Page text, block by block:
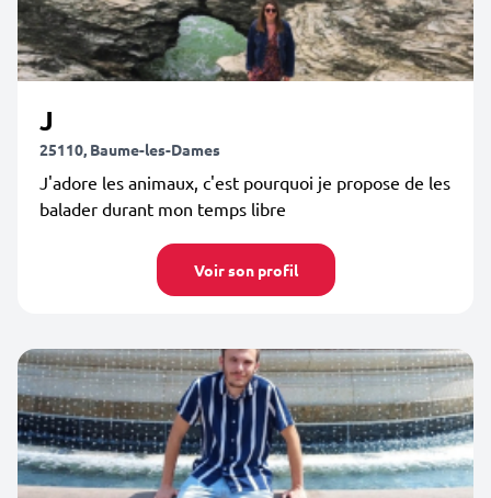
J
25110, Baume-les-Dames
J'adore les animaux, c'est pourquoi je propose de les
balader durant mon temps libre
Voir son profil